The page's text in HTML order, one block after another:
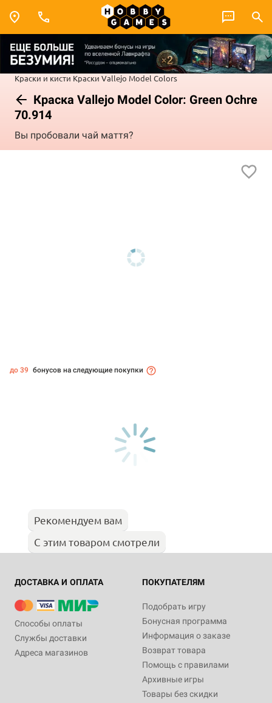
Краски и кисти Краски Vallejo Model Colors
Краска Vallejo Model Color: Green Ochre
70.914
Вы пробовали чай маття?
до 39 бонусов на следующие покупки
Рекомендуем вам
С этим товаром смотрели
ДОСТАВКА И ОПЛАТА
Способы оплаты
Службы доставки
Адреса магазинов
ПОКУПАТЕЛЯМ
Подобрать игру
Бонусная программа
Информация о заказе
Возврат товара
Помощь с правилами
Архивные игры
Товары без скидки